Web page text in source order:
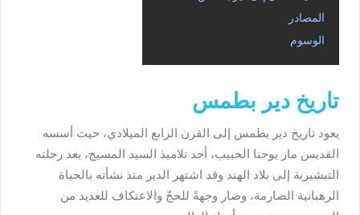
المصادر
الوسوم
تاريخ دير بطمس
يعود تاريخ دير بطمس إلى القرن الرابع الميلادي، حيث أسسه
القديس مار يوحنا الحبيب، أحد تلاميذ السيد المسيح، بعد رحلته
التبشيرية إلى بلاد الهند وقد اشتهر الدير منذ نشأته بالحياة
الرهبانية الصارمة، وصار وجهةً للحجّ والاعتكاف للعديد من